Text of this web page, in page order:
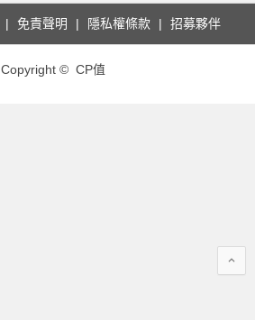
免責聲明 隱私權條款 招募夥伴
Copyright © CP值